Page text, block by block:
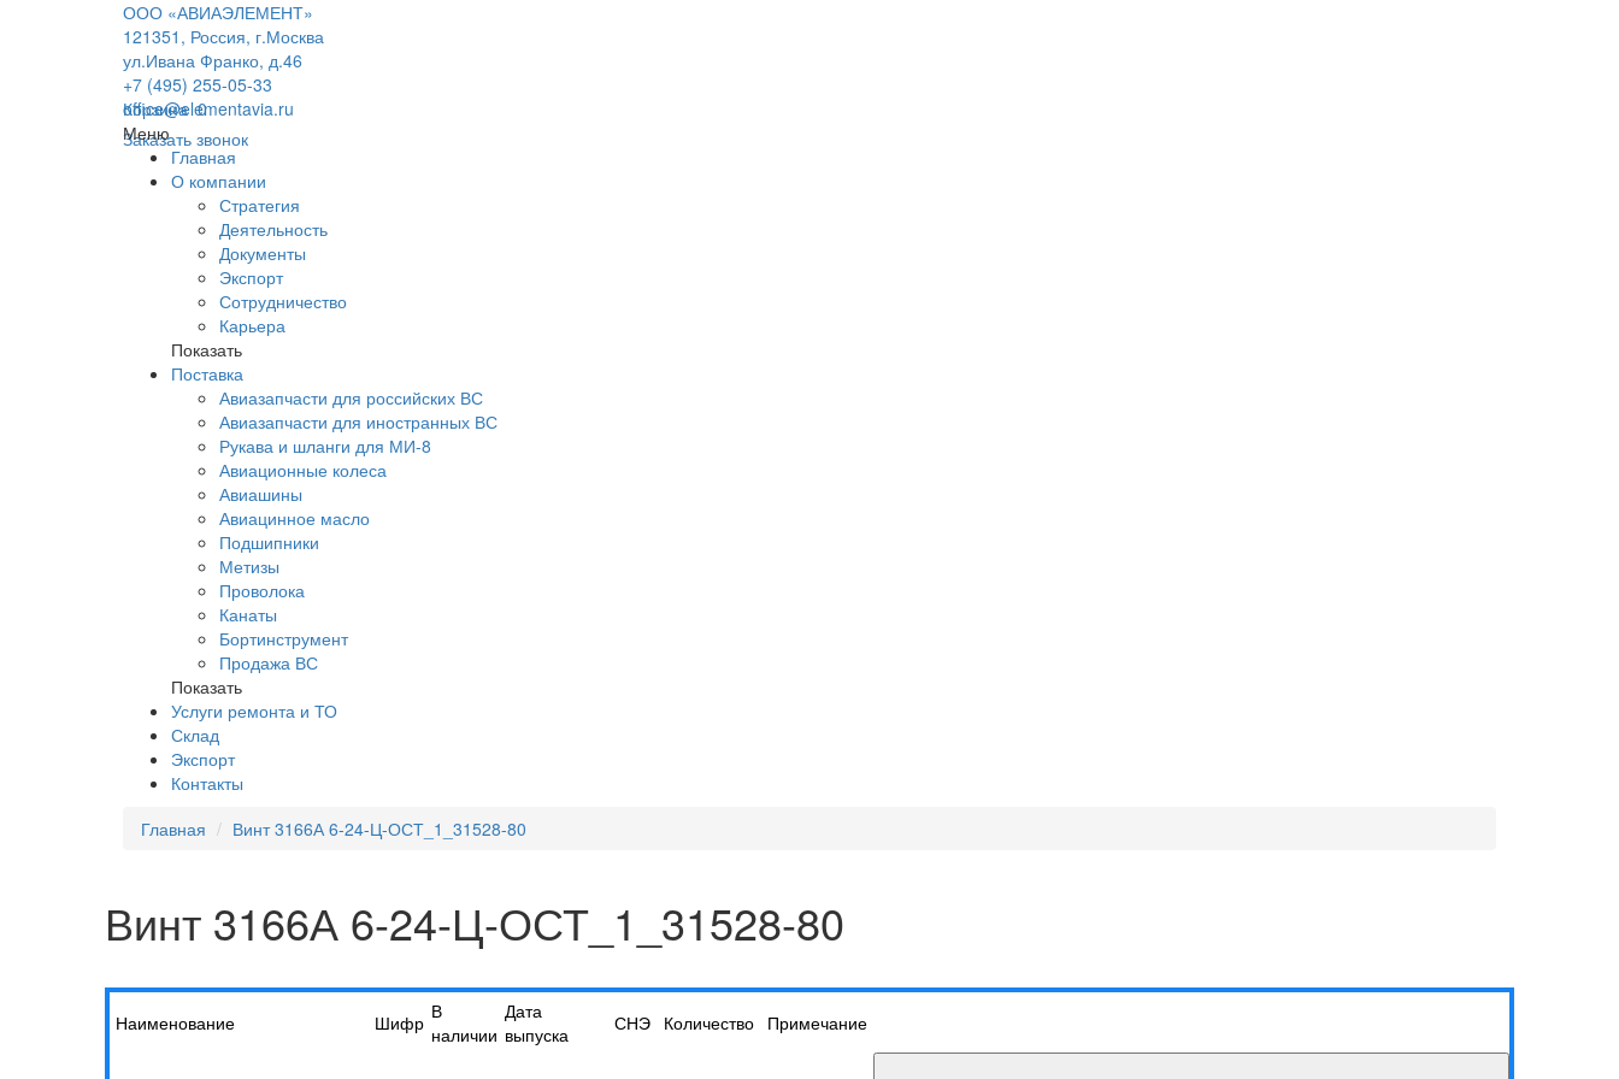
ООО «АВИАЭЛЕМЕНТ»
121351, Россия, г.Москва
ул.Ивана Франко, д.46
+7 (495) 255-05-33
office@elementavia.ru
Заказать звонок
Корзина0
Меню
Главная
О компании
Стратегия
Деятельность
Документы
Экспорт
Сотрудничество
Карьера
Показать
Поставка
Авиазапчасти для российских ВС
Авиазапчасти для иностранных ВС
Рукава и шланги для МИ-8
Авиационные колеса
Авиашины
Авиацинное масло
Подшипники
Метизы
Проволока
Канаты
Бортинструмент
Продажа ВС
Показать
Услуги ремонта и ТО
Склад
Экспорт
Контакты
Главная
Винт 3166А 6-24-Ц-ОСТ_1_31528-80
Винт 3166А 6-24-Ц-ОСТ_1_31528-80
Наименование Шифр В
наличии
Дата
выпуска
СНЭ Количество Примечание